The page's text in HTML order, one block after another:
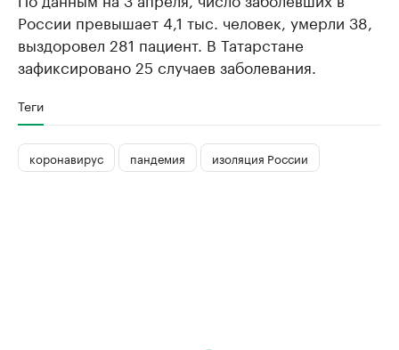
России превышает 4,1 тыс. человек, умерли 38,
выздоровел 281 пациент. В Татарстане
зафиксировано 25 случаев заболевания.
Теги
коронавирус пандемия изоляция России